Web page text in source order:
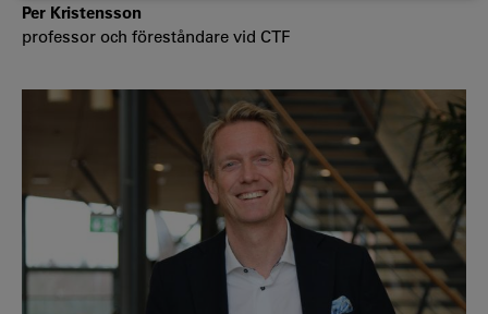
Per Kristensson
professor och föreståndare vid CTF